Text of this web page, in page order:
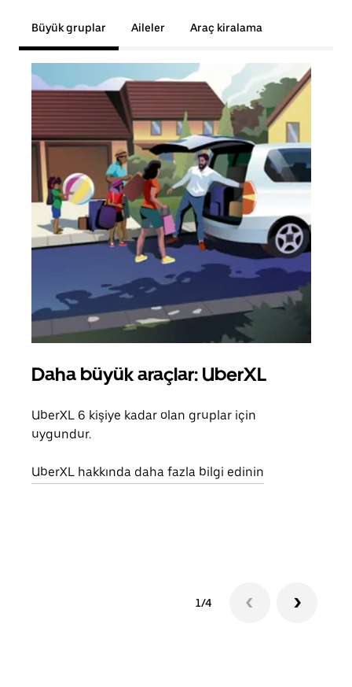
Büyük gruplar Aileler Araç kiralama
Daha büyük araçlar: UberXL
UberXL 6 kişiye kadar olan gruplar için
uygundur.
UberXL hakkında daha fazla bilgi edinin
1/4